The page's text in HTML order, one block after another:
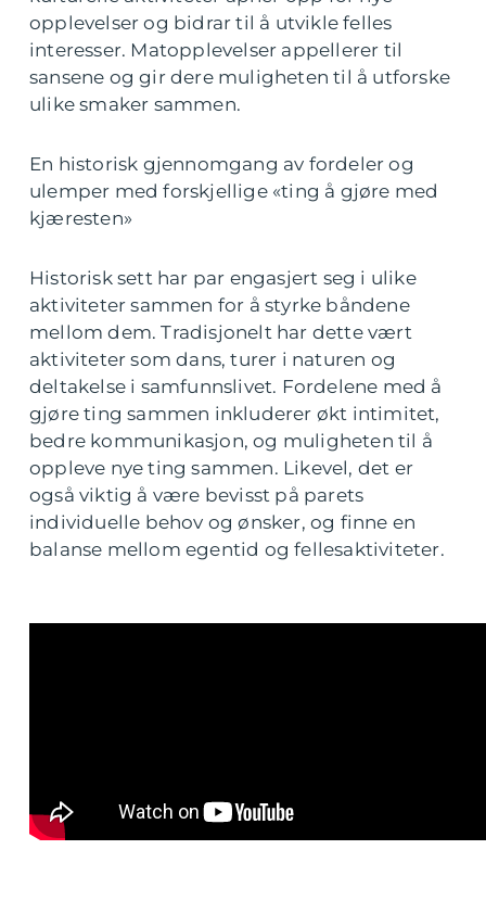
opplevelser og bidrar til å utvikle felles
interesser. Matopplevelser appellerer til
sansene og gir dere muligheten til å utforske
ulike smaker sammen.
En historisk gjennomgang av fordeler og
ulemper med forskjellige «ting å gjøre med
kjæresten»
Historisk sett har par engasjert seg i ulike
aktiviteter sammen for å styrke båndene
mellom dem. Tradisjonelt har dette vært
aktiviteter som dans, turer i naturen og
deltakelse i samfunnslivet. Fordelene med å
gjøre ting sammen inkluderer økt intimitet,
bedre kommunikasjon, og muligheten til å
oppleve nye ting sammen. Likevel, det er
også viktig å være bevisst på parets
individuelle behov og ønsker, og finne en
balanse mellom egentid og fellesaktiviteter.